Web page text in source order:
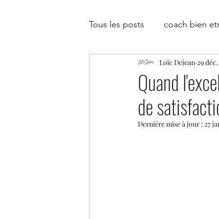
Tous les posts coach bien
coach en développement
coach entreprise
Quand
de
Loïc Dejean 29
Dernière mise à jour : 27